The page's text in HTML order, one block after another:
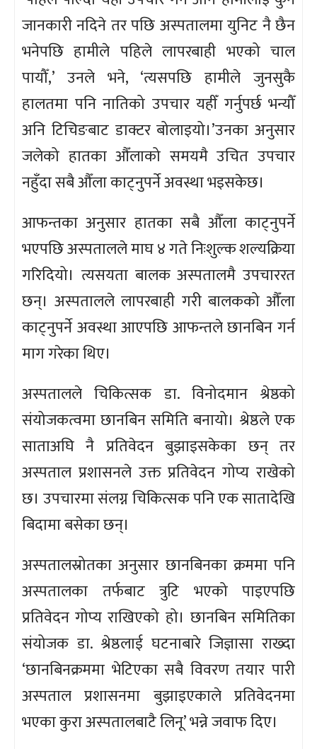
जानकारी नदिने तर पछि अस्पतालमा युनिट नै छैन
भनेपछि हामीले पहिले लापरबाही भएको चाल
पायौँ,’ उनले भने, ‘त्यसपछि हामीले जुनसुकै
हालतमा पनि नातिको उपचार यहीँ गर्नुपर्छ भन्यौँ
अनि टिचिङबाट डाक्टर बोलाइयो।’उनका अनुसार
जलेको हातका औँलाको समयमै उचित उपचार
नहुँदा सबै औँला काट्नुपर्ने अवस्था भइसकेछ।
आफन्तका अनुसार हातका सबै औँला काट्नुपर्ने
भएपछि अस्पतालले माघ ४ गते निःशुल्क शल्यक्रिया
गरिदियो। त्यसयता बालक अस्पतालमै उपचाररत
छन्। अस्पतालले लापरबाही गरी बालकको औँला
काट्नुपर्ने अवस्था आएपछि आफन्तले छानबिन गर्न
माग गरेका थिए।
अस्पतालले चिकित्सक डा. विनोदमान श्रेष्ठको
संयोजकत्वमा छानबिन समिति बनायो। श्रेष्ठले एक
साताअघि नै प्रतिवेदन बुझाइसकेका छन् तर
अस्पताल प्रशासनले उक्त प्रतिवेदन गोप्य राखेको
छ। उपचारमा संलग्न चिकित्सक पनि एक सातादेखि
बिदामा बसेका छन्।
अस्पतालस्रोतका अनुसार छानबिनका क्रममा पनि
अस्पतालका तर्फबाट त्रुटि भएको पाइएपछि
प्रतिवेदन गोप्य राखिएको हो। छानबिन समितिका
संयोजक डा. श्रेष्ठलाई घटनाबारे जिज्ञासा राख्दा
‘छानबिनक्रममा भेटिएका सबै विवरण तयार पारी
अस्पताल प्रशासनमा बुझाइएकाले प्रतिवेदनमा
भएका कुरा अस्पतालबाटै लिनू’ भन्ने जवाफ दिए।